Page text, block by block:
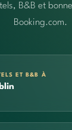
B&B et
Booking.com.
ET B&B À